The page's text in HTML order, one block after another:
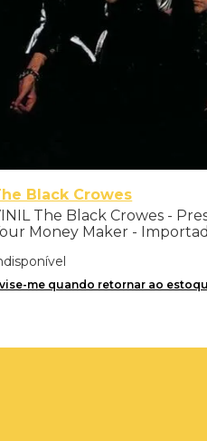
Black Crowes
The Black Crowes -
Money Maker -
me quando retornar ao